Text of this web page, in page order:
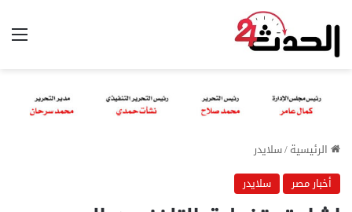
الرئيسية/سلايدر
أخبار مصر
سلايدر